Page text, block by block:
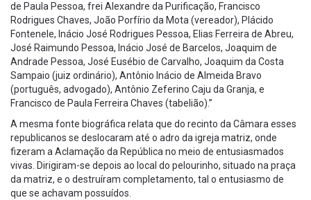
de Paula Pessoa, frei Alexandre da Purificação, Francisco
Rodrigues Chaves, João Porfírio da Mota (vereador), Plácido
Fontenele, Inácio José Rodrigues Pessoa, Elias Ferreira de Abreu,
José Raimundo Pessoa, Inácio José de Barcelos, Joaquim de
Andrade Pessoa, José Eusébio de Carvalho, Joaquim da Costa
Sampaio (juiz ordinário), Antônio Inácio de Almeida Bravo
(português, advogado), Antônio Zeferino Caju da Granja, e
Francisco de Paula Ferreira Chaves (tabelião).”
A mesma fonte biográfica relata que do recinto da Câmara esses
republicanos se deslocaram até o adro da igreja matriz, onde
fizeram a Aclamação da República no meio de entusiasmados
vivas. Dirigiram-se depois ao local do pelourinho, situado na praça
da matriz, e o destruíram completamento, tal o entusiasmo de
que se achavam possuídos.